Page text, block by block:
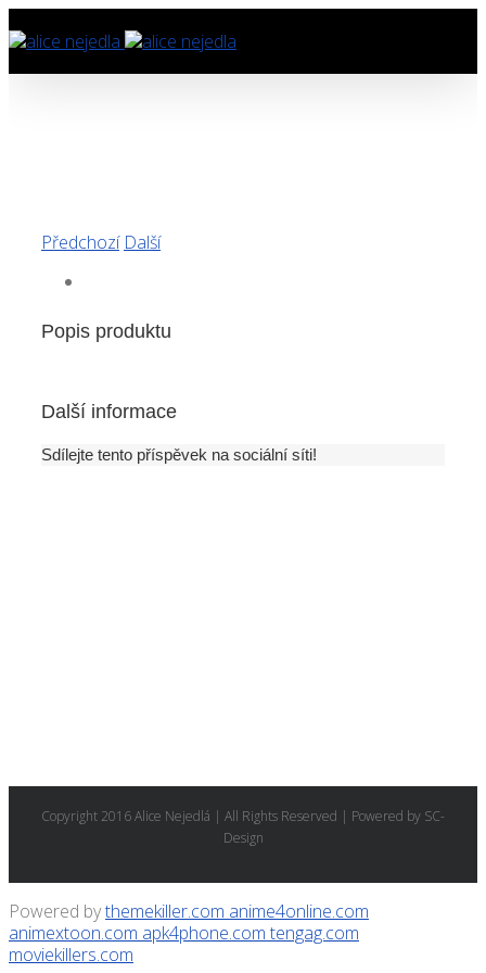
Předchozí Další
Popis produktu
Další informace
Sdílejte tento příspěvek na sociální síti!
Copyright 2016 Alice Nejedlá | All Rights Reserved | Powered by SC-
Design
Powered bythemekiller.com anime4online.com
animextoon.com apk4phone.com tengag.com
moviekillers.com